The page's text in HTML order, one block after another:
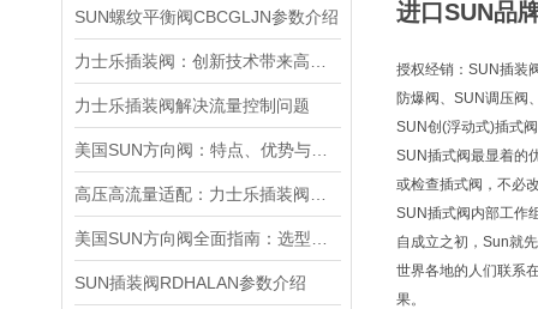
SUN螺纹平衡阀CBCGLJN参数介绍
力士乐插装阀解决流量控制问题
SUN插装阀RDHALAN参数介绍
进口SUN品
授权经销：SUN插装
防爆阀、SUN调压阀
SUN创(浮动式)插式
SUN插式阀最显着的
或检查插式阀，不必
SUN插式阀内部工作
自成立之初，Sun就
世界各地的人们联系
果。